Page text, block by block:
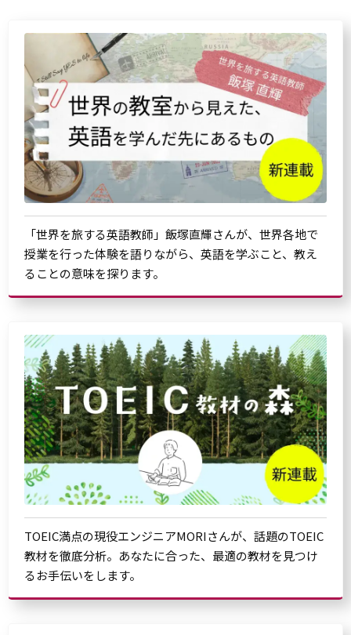
「世界を旅する英語教師」飯塚直輝さんが、世界各地で
授業を行った体験を語りながら、英語を学ぶこと、教え
ることの意味を探ります。
TOEIC満点の現役エンジニアMORIさんが、話題のTOEIC
教材を徹底分析。あなたに合った、最適の教材を見つけ
るお手伝いをします。